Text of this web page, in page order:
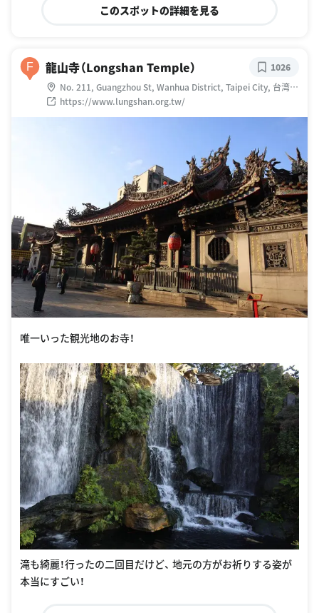
このスポットの詳細を見る
F 龍山寺（Longshan Temple）
No. 211, Guangzhou St, Wanhua District, Taipei City, 台湾
10853
https://www.lungshan.org.tw/
1026
唯一いった観光地のお寺！
滝も綺麗！行ったの二回目だけど、 地元の方がお祈りする姿が
本当にすごい！